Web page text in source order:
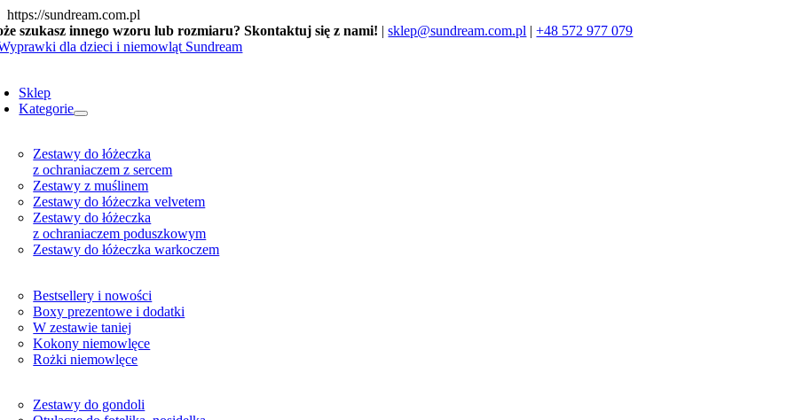
https://sundream.com.pl
to
content
szukasz innego wzoru lub rozmiaru? Skontaktuj się z nami! |sklep@sundream.com.pl |+48 572 977 079
Sklep
Kategorie
Zestawy do łóżeczka
z ochraniaczem z sercem
Zestawy z muślinem
Zestawy do łóżeczka velvetem
Zestawy do łóżeczka
z ochraniaczem poduszkowym
Zestawy do łóżeczka warkoczem
Bestsellery i nowości
Boxy prezentowe i dodatki
W zestawie taniej
Kokony niemowlęce
Rożki niemowlęce
Zestawy do gondoli